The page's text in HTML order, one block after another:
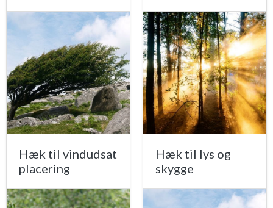
Hæk til vindudsat
placering
Hæk til lys og
skygge